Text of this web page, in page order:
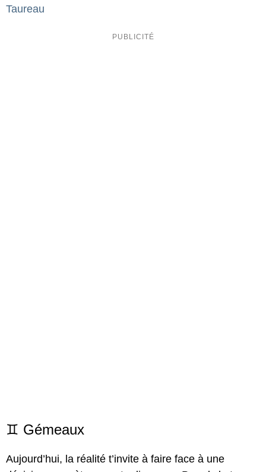
Taureau
♊ Gémeaux
Aujourd’hui, la réalité t’invite à faire face à une